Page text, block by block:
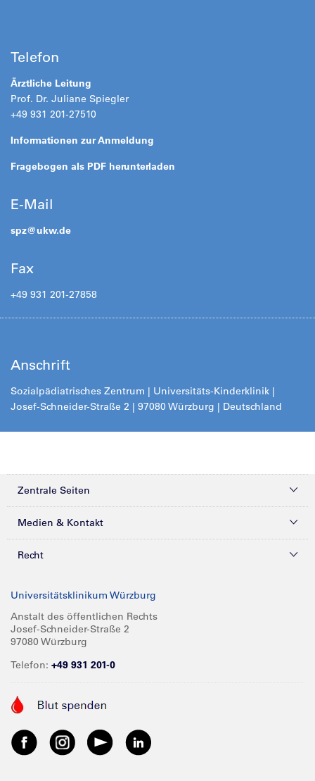
Telefon
Ärztliche Leitung
Prof. Dr. Juliane Spiegler
+49 931 201-27510
Informationen zur Anmeldung
Fragebogen als PDF herunterladen
E-Mail
spz@ukw.de
Fax
+49 931 201-27858
Anschrift
Sozialpädiatrisches Zentrum | Universitäts-Kinderklinik |
Josef-Schneider-Straße 2 | 97080 Würzburg | Deutschland
Zentrale Seiten
Kliniken & Zentren
Forschung
Karriere
Medien & Kontakt
Presse
Glossar
Spenden
Anreise
Recht
Compliance
Impressum
Barrierefreiheit
Universitätsklinikum Würzburg
Anstalt des öffentlichen Rechts
Josef-Schneider-Straße 2
97080 Würzburg
Telefon: +49 931 201-0